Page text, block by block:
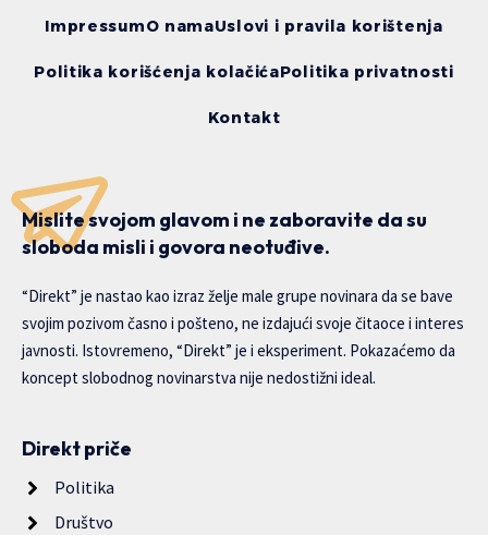
ImpressumO namaUslovi i pravila korištenja
Politika korišćenja kolačićaPolitika privatnosti
Kontakt
Mislite svojom glavom i ne zaboravite da su
sloboda misli i govora neotuđive.
“Direkt” je nastao kao izraz želje male grupe novinara da se bave
svojim pozivom časno i pošteno, ne izdajući svoje čitaoce i interes
javnosti. Istovremeno, “Direkt” je i eksperiment. Pokazaćemo da
koncept slobodnog novinarstva nije nedostižni ideal.
Direkt priče
Politika
Društvo